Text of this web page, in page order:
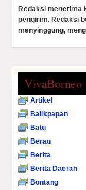
Redaksi menerima
pengirim. Redaksi
menyinggung,
VivaBorneo
Artikel
Balikpapan
Batu
Berau
Berita
Berita Daerah
Bontang